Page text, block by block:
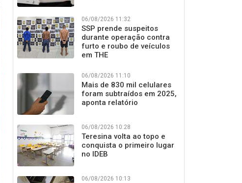
06/08/2026 11:32
SSP prende suspeitos
durante operação contra
furto e roubo de veículos
em THE
06/08/2026 11:10
Mais de 830 mil celulares
foram subtraídos em 2025,
aponta relatório
06/08/2026 10:28
Teresina volta ao topo e
conquista o primeiro lugar
no IDEB
06/08/2026 10:13